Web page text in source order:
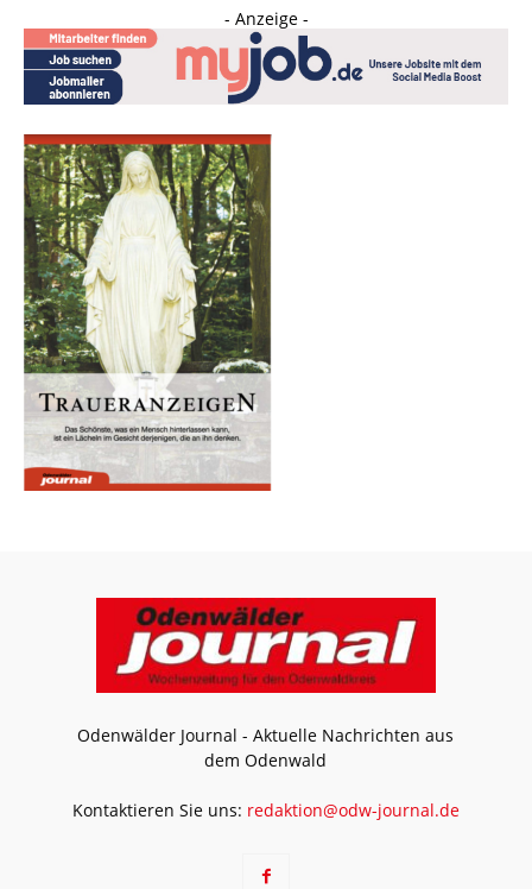
- Anzeige -
Odenwälder Journal - Aktuelle Nachrichten aus
dem Odenwald
Kontaktieren Sie uns: redaktion@odw-journal.de